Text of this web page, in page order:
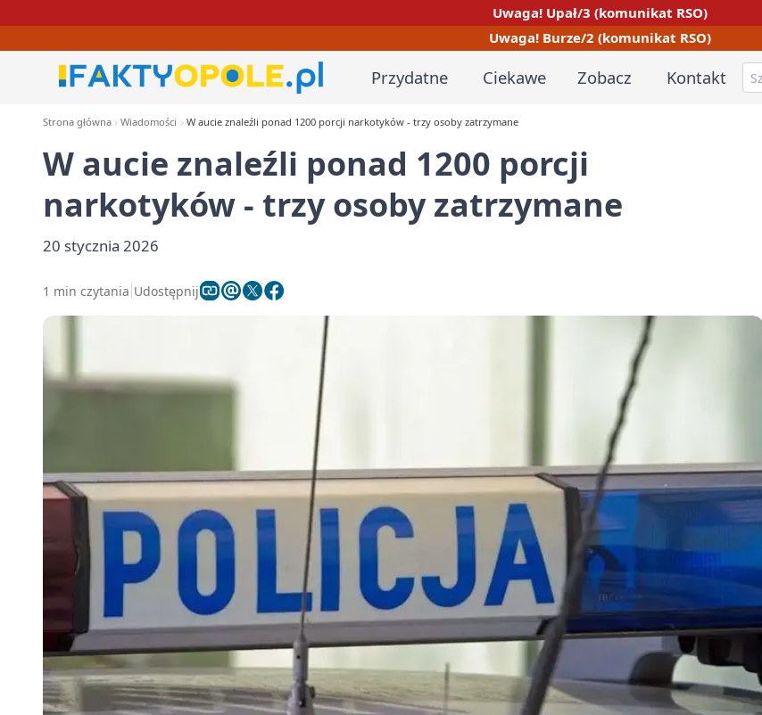
Uwaga! Upał/3 (komunikat RSO)
Uwaga! Burze/2 (komunikat RSO)
Przydatne Ciekawe Zobacz Kontakt
Strona główna Wiadomości W aucie znaleźli ponad 1200 porcji narkotyków - trzy osoby zatrzymane
W aucie znaleźli ponad 1200 porcji
narkotyków - trzy osoby zatrzymane
20 stycznia 2026
1 min czytania Udostępnij